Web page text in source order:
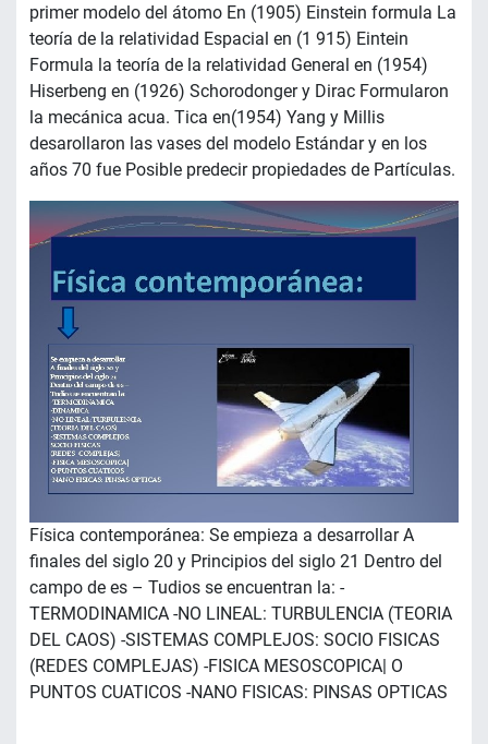
primer modelo del átomo En (1905) Einstein formula La
teoría de la relatividad Espacial en (1 915) Eintein
Formula la teoría de la relatividad General en (1954)
Hiserbeng en (1926) Schorodonger y Dirac Formularon
la mecánica acua. Tica en(1954) Yang y Millis
desarollaron las vases del modelo Estándar y en los
años 70 fue Posible predecir propiedades de Partículas.
Física contemporánea: Se empieza a desarrollar A
finales del siglo 20 y Principios del siglo 21 Dentro del
campo de es – Tudios se encuentran la: -
TERMODINAMICA -NO LINEAL: TURBULENCIA (TEORIA
DEL CAOS) -SISTEMAS COMPLEJOS: SOCIO FISICAS
(REDES COMPLEJAS) -FISICA MESOSCOPICA| O
PUNTOS CUATICOS -NANO FISICAS: PINSAS OPTICAS